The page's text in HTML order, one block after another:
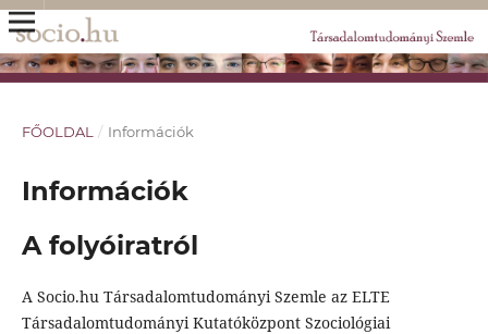
FŐOLDAL / Információk
Információk
A folyóiratról
A Socio.hu Társadalomtudományi Szemle az ELTE
Társadalomtudományi Kutatóközpont Szociológiai